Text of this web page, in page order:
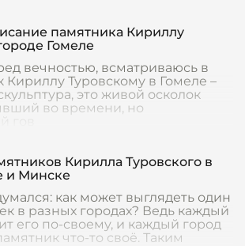
памятника Кириллу
Гомеле
вечностью, всматриваюсь в
Туровскому в Гомеле –
это живой осколок
во времени, но
Кирилла Туровского в
и Минске
как может выглядеть один
в разных городах? Ведь каждый
его по-своему, и каждый город
что-то своё. Таким